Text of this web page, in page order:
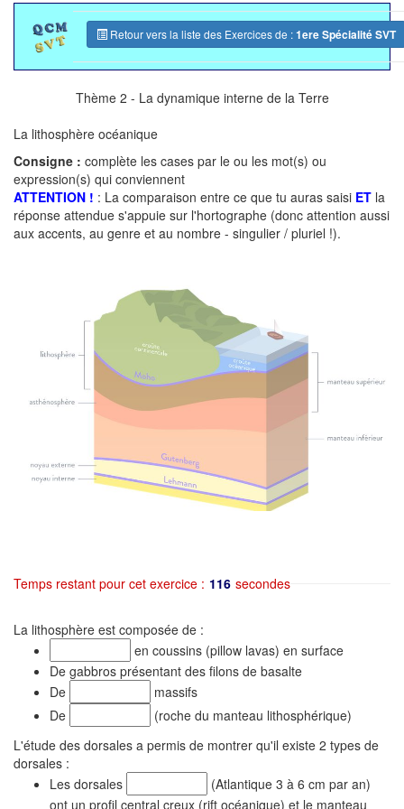
Retour vers la liste des Exercices de :1ere Spécialité SVT
Thème 2 - La dynamique interne de la Terre
La lithosphère océanique
Consigne : complète les cases par le ou les mot(s) ou
expression(s) qui conviennent
ATTENTION ! : La comparaison entre ce que tu auras saisi ET la
réponse attendue s'appuie sur l'hortographe (donc attention aussi
aux accents, au genre et au nombre - singulier / pluriel !).
Temps restant pour cet exercice : 116 secondes
La lithosphère est composée de :
en coussins (pillow lavas) en surface
De gabbros présentant des filons de basalte
De
massifs
De
(roche du manteau lithosphérique)
L'étude des dorsales a permis de montrer qu'il existe 2 types de
dorsales :
Les dorsales
(Atlantique 3 à 6 cm par an)
ont un profil central creux (rift océanique) et le manteau